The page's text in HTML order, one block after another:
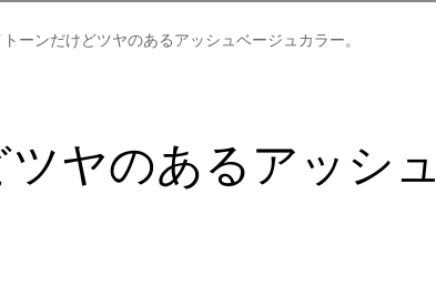
ーンだけどツヤのあるアッシュベージュカラー。
ヤのあるアッシュ